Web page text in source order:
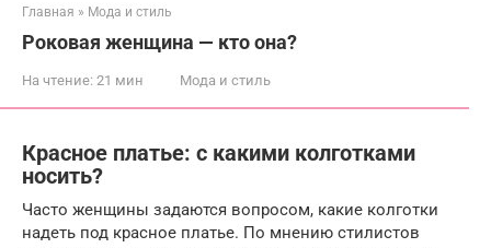
Главная » Мода и стиль
Роковая женщина — кто она?
На чтение: 21 мин Мода и стиль
Красное платье: с какими колготками
носить?
Часто женщины задаются вопросом, какие колготки
надеть под красное платье. По мнению стилистов